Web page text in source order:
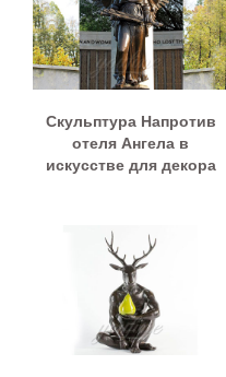
Скульптура Напротив
отеля Ангела в
искусстве для декора